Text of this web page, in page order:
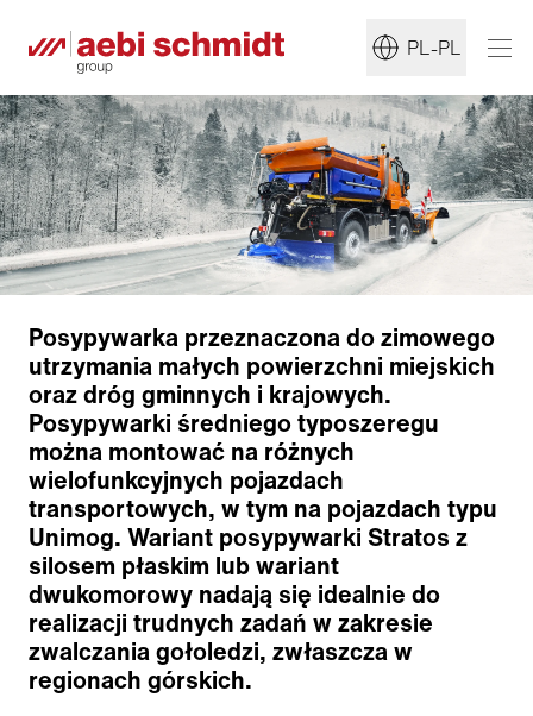
PL-PL
Posypywarka przeznaczona do zimowego
utrzymania małych powierzchni miejskich
oraz dróg gminnych i krajowych.
Posypywarki średniego typoszeregu
można montować na różnych
wielofunkcyjnych pojazdach
transportowych, w tym na pojazdach typu
Unimog. Wariant posypywarki Stratos z
silosem płaskim lub wariant
dwukomorowy nadają się idealnie do
realizacji trudnych zadań w zakresie
zwalczania gołoledzi, zwłaszcza w
regionach górskich.
Koncepcja modułowa
Systemy montażowe
Systemy dozowania i przenoszenia
Instalacja zwilżania soli
Systemy rozprowadzania
Systemy napędowe